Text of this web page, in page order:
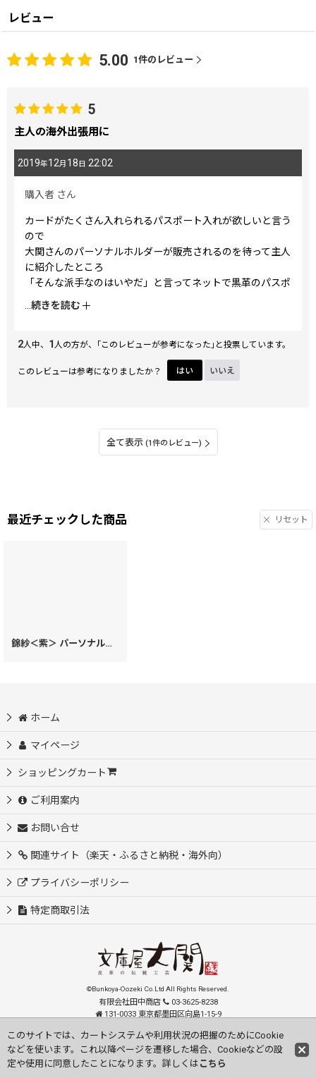
レビュー
5.00 1件のレビュー
5
主人の海外出張用に
2019年12月 18日 22:02
購入者 さん
カードがたくさん入れられるパスポート入れが欲しいと言う
ので
大関さんのパーソナルホルダーが販売されるのを待って主人
に紹介したところ
「そんな派手なのはいやだ」と言ってネットで黒革のパスポ
ート入れを購入しました。
届いてみたら分厚く嵩張って荷物になって使いづらかったよ
やっぱり大関さんのがいろいろ入って、一番コンパクトにな
試しに注文してみて主人に見せたら「今度からこれにする」
エジプト柄とどちらにするか迷いましたが、イスラム圏への
続きを読む
2人中、 1人の方が、｢このレビューが参考になった｣と投票しています。
このレビューは参考になりましたか？ はい いいえ
全て表示 (1件のレビュー)
最近チェックした商品 リセット
錦紗＜紫＞ パーソナルホルダー［t］
ホーム
マイページ
ショッピングカート
ご利用案内
お問い合せ
関連サイト（楽天・ふるさと納税・海外向）
プライバシーポリシー
特定商取引法
©Bunkoya-Oozeki Co.Ltd All Rights Reserved.
有限会社田中商店
03-3625-8238
131-0033 東京都墨田区向島1-15-9
Visit our English Store
このサイトでは、カートシステムや利用状況の把握のためにCookie
などを使います。これ以降ページを遷移した場合、Cookieなどの設
定や使用に同意したことになります。詳しくは こちら